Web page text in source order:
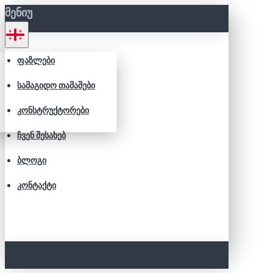
ᲛᲔᲜᲘᲣ
ᲤᲐᲖᲚᲔᲑᲘ
ᲡᲐᲛᲐᲒᲘᲓᲝ ᲗᲐᲛᲐᲨᲔᲑᲘ
ᲙᲝᲜᲡᲢᲠᲣᲥᲢᲝᲠᲔᲑᲘ
ᲩᲕᲔᲜ ᲨᲔᲡᲐᲮᲔᲑ
ᲑᲚᲝᲒᲘ
ᲙᲝᲜᲢᲐᲥᲢᲘ